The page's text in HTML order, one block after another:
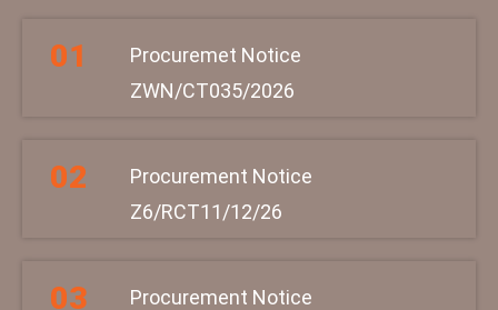
Procuremet Notice
ZWN/CT035/2026
Procurement Notice
Z6/RCT11/12/26
Procurement Notice